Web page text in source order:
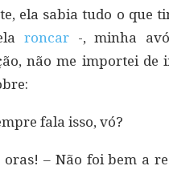
ela sabia tudo o que
roncar-, minha avó
não me importei
fala isso, vó?
oras! – Não foi bem a